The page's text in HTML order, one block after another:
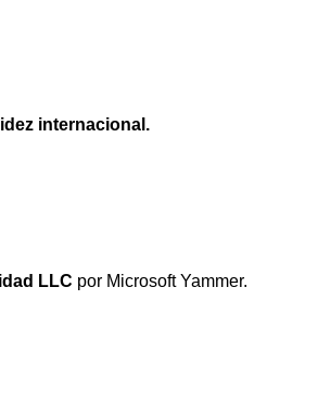
internacional.
LLC por Microsoft Yammer.